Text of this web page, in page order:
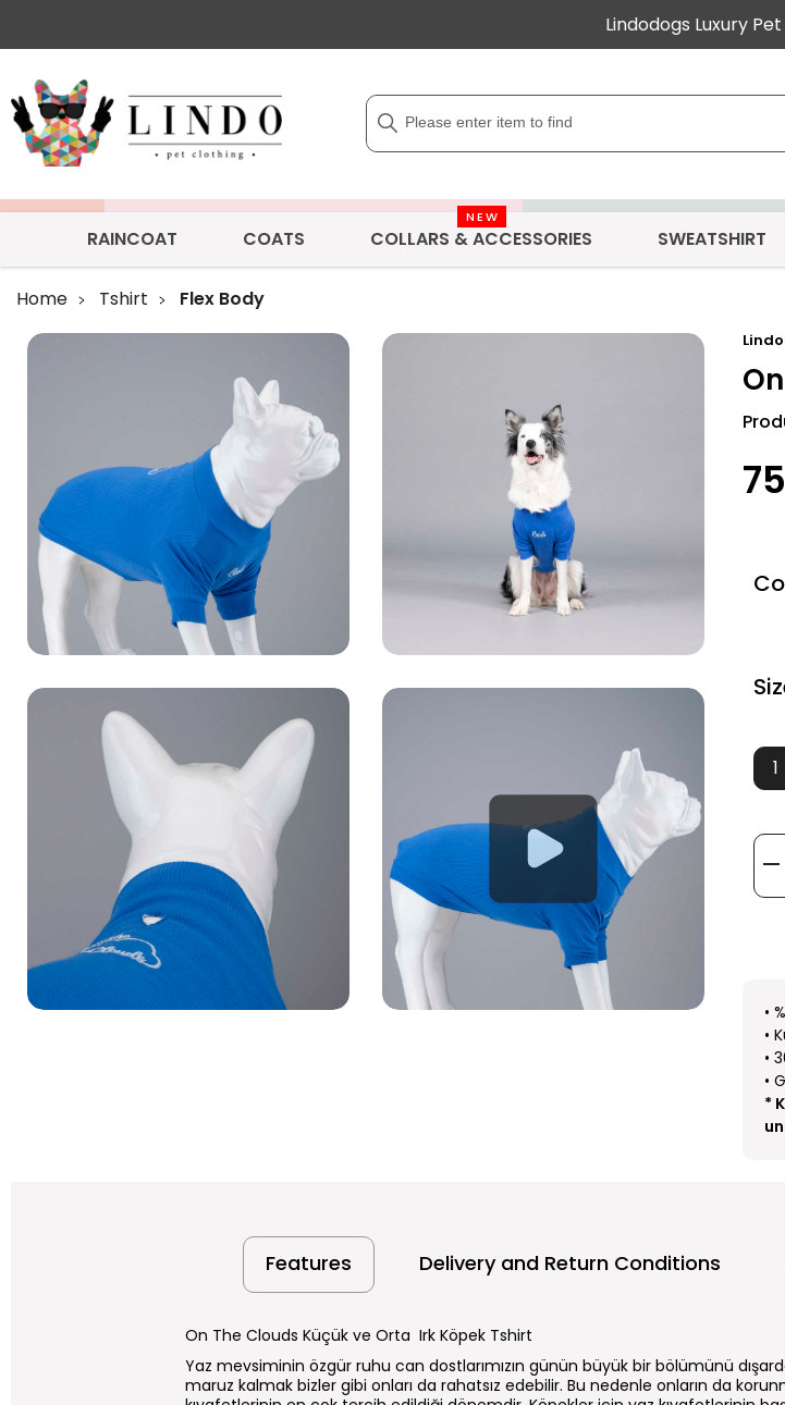
Lindodogs Luxury
RAINCOAT COATS
NEW
COLLARS & ACCESSORIES SWEATSHIRT
Home Tshirt Flex Body
1
•
•
•
•
*
Features Delivery and Return Conditions
On The Clouds Küçük ve Orta Irk Köpek Tshirt
Yaz mevsiminin özgür ruhu can dostlarımızın günün büyük bir bölümünü
maruz kalmak bizler gibi onları da rahatsız edebilir. Bu nedenle onların da